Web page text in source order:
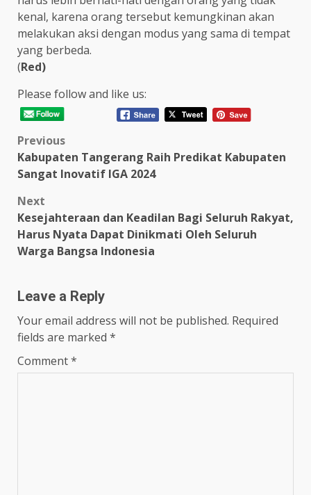
kenal, karena orang tersebut kemungkinan akan
melakukan aksi dengan modus yang sama di tempat
yang berbeda.
(Red)
Please follow and like us:
Post
navigation
Previous
Kabupaten Tangerang Raih Predikat Kabupaten
Sangat Inovatif IGA 2024
Next
Kesejahteraan dan Keadilan Bagi Seluruh Rakyat,
Harus Nyata Dapat Dinikmati Oleh Seluruh
Warga Bangsa Indonesia
Leave a Reply
Your email address will not be published. Required
fields are marked *
Comment*